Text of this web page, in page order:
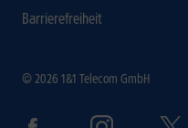
Barrierefreiheit
© 2026 1&1 Telecom GmbH